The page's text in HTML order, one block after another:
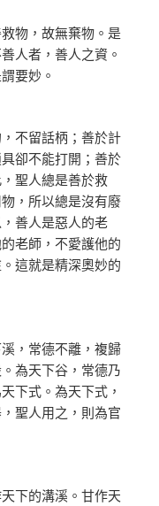
物，故無棄物。是
人者，善人之資。
要妙。
不留話柄；善於計
卻不能打開；善於
聖人總是善於救
，所以總是沒有廢
善人是惡人的老
老師，不愛護他的
這就是精深奧妙的
，常德不離，複歸
為天下谷，常德乃
下式。為天下式，
聖人用之，則為官
下的溝溪。甘作天